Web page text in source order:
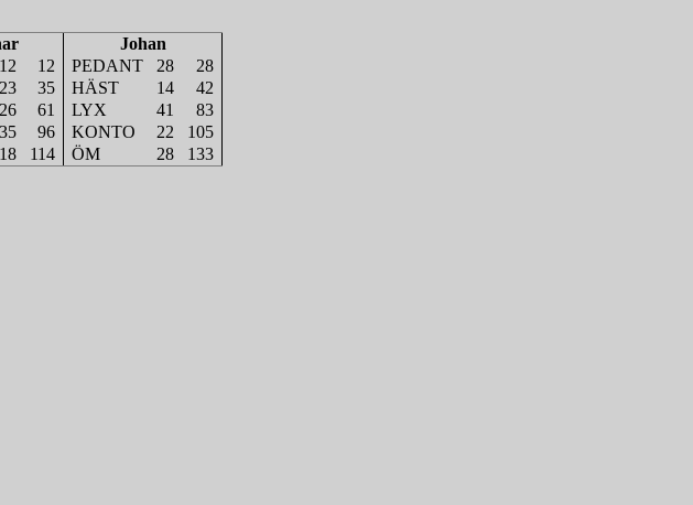
Johan
12 12 PEDANT 28
28
23 35 HÄST 14
42
26 61 LYX 41
83
35 96 KONTO 22
105
18 114 ÖM 28 133